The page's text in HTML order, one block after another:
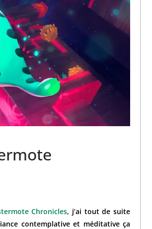
Chronicles, j’ai tout de suite
contemplative et méditative ça